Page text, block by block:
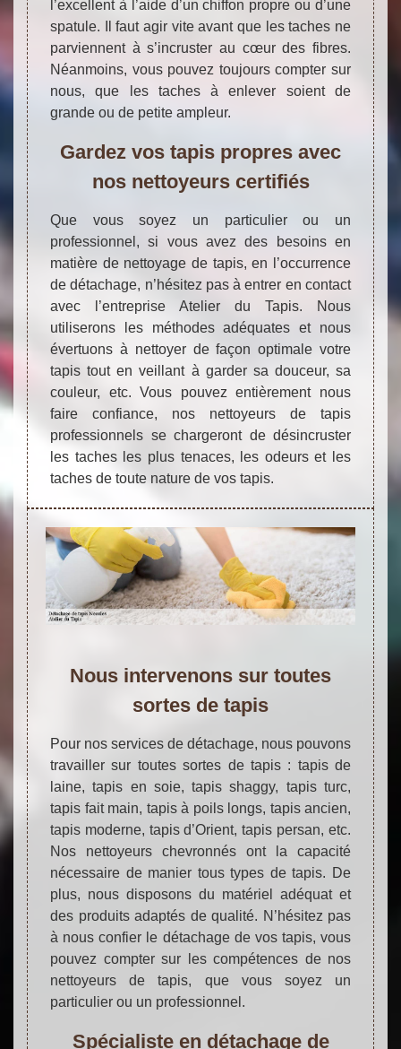
l’excellent à l’aide d’un chiffon propre ou d’une
spatule. Il faut agir vite avant que les taches ne
parviennent à s’incruster au cœur des fibres.
Néanmoins, vous pouvez toujours compter sur
nous, que les taches à enlever soient de
grande ou de petite ampleur.
Gardez vos tapis propres avec
nos nettoyeurs certifiés
Que vous soyez un particulier ou un
professionnel, si vous avez des besoins en
matière de nettoyage de tapis, en l’occurrence
de détachage, n’hésitez pas à entrer en contact
avec l’entreprise Atelier du Tapis. Nous
utiliserons les méthodes adéquates et nous
évertuons à nettoyer de façon optimale votre
tapis tout en veillant à garder sa douceur, sa
couleur, etc. Vous pouvez entièrement nous
faire confiance, nos nettoyeurs de tapis
professionnels se chargeront de désincruster
les taches les plus tenaces, les odeurs et les
taches de toute nature de vos tapis.
Nous intervenons sur toutes
sortes de tapis
Pour nos services de détachage, nous pouvons
travailler sur toutes sortes de tapis : tapis de
laine, tapis en soie, tapis shaggy, tapis turc,
tapis fait main, tapis à poils longs, tapis ancien,
tapis moderne, tapis d’Orient, tapis persan, etc.
Nos nettoyeurs chevronnés ont la capacité
nécessaire de manier tous types de tapis. De
plus, nous disposons du matériel adéquat et
des produits adaptés de qualité. N’hésitez pas
à nous confier le détachage de vos tapis, vous
pouvez compter sur les compétences de nos
nettoyeurs de tapis, que vous soyez un
particulier ou un professionnel.
Spécialiste en détachage de